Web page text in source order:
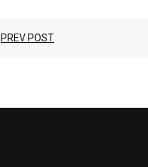
PREV POST